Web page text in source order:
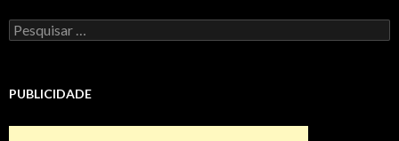
Pesquisar
por:
PUBLICIDADE